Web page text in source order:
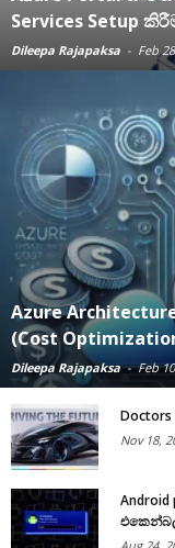
Services Setup
Dileepa Rajapaksa - Feb
Azure
(Cost
Dileepa Rajapaksa - Feb
Doctors
Nov 18,
Android